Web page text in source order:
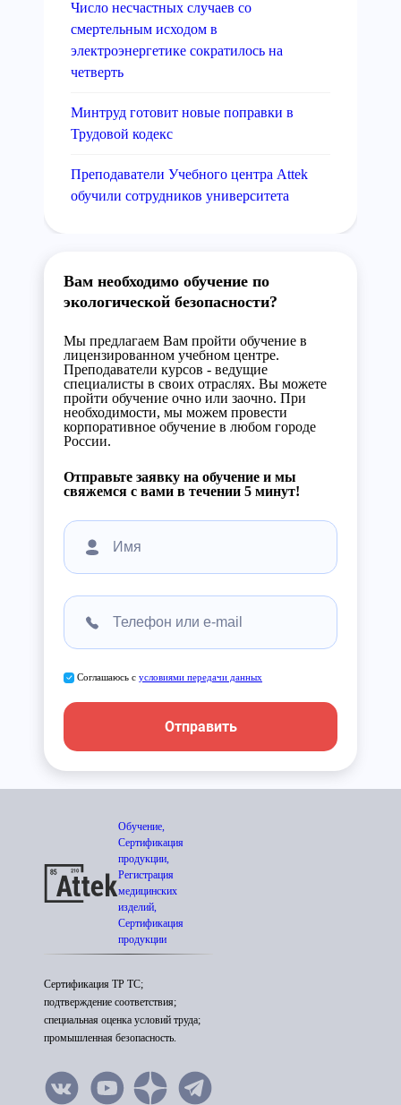
Число несчастных случаев со
смертельным исходом в
электроэнергетике сократилось на
четверть
Минтруд готовит новые поправки в
Трудовой кодекс
Преподаватели Учебного центра Attek
обучили сотрудников университета
Вам необходимо обучение по
экологической безопасности?
Мы предлагаем Вам пройти обучение в
лицензированном учебном центре.
Преподаватели курсов - ведущие
специалисты в своих отраслях. Вы можете
пройти обучение очно или заочно. При
необходимости, мы можем провести
корпоративное обучение в любом городе
России.
Отправьте заявку на обучение и мы
свяжемся с вами в течении 5 минут!
Соглашаюсь с условиями передачи данных
Отправить
Обучение,
Сертификация
продукции,
Регистрация
медицинских
изделий,
Сертификация
продукции
Сертификация ТР ТС;
подтверждение соответствия;
специальная оценка условий труда;
промышленная безопасность.